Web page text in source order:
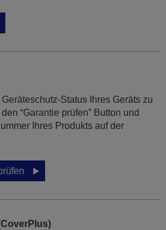
Status Ihres Geräts zu
“Garantie prüfen” Button und
Ihres Produkts auf der